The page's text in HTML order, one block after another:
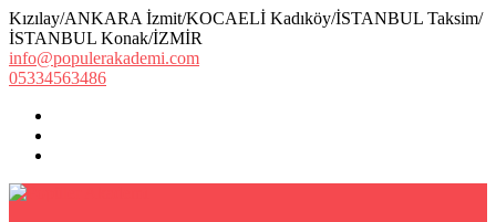
Kızılay/ANKARA İzmit/KOCAELİ Kadıköy/İSTANBUL Taksim/
İSTANBUL Konak/İZMİR
info@populerakademi.com
05334563486